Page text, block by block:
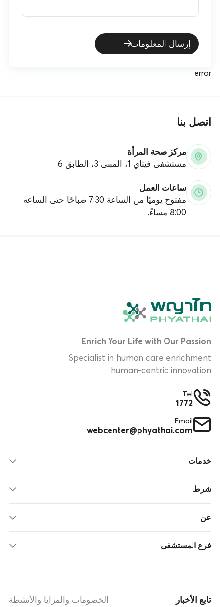
إرسال المعلومات
error
اتصل بنا
مركز صحة المرأة
مستشفى فيثاي 1، المبنى 3، الطابق 6
ساعات العمل
مفتوح يوميًا من الساعة 7:30 صباحًا حتى الساعة
8:00 مساءً.
Enrich Your Life with Our Passion
Specialist in human care enrichment
human-centric innovation.
Tel
1772
Email
webcenter@phyathai.com
خدمات
شرط
عن
فرع المستشفى
تابع الأخبار الخصومات والمزايا والأنشطة